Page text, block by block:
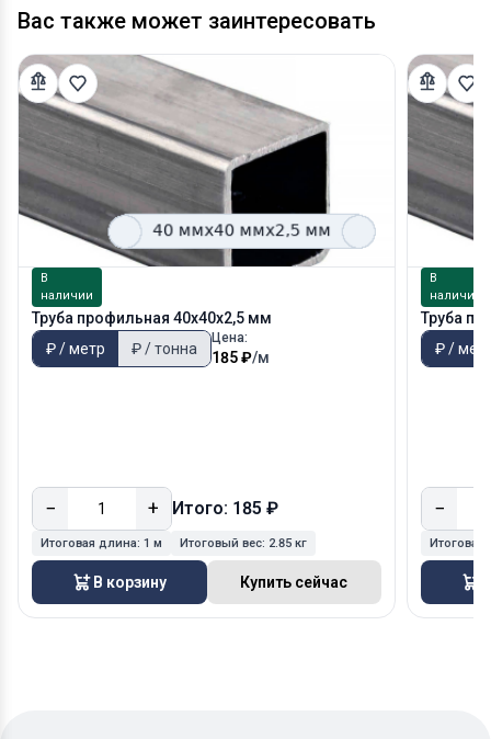
Вас также может заинтересовать
В
наличии
Труба профильная 40х40х2,5 мм
₽ / метр
₽ / тонна
Цена:
185 ₽/м
− + Итого: 185 ₽
Итоговая длина: 1 м Итоговый вес: 2.85 кг
В корзину Купить сейчас
В
наличии
Труба
₽ /
−